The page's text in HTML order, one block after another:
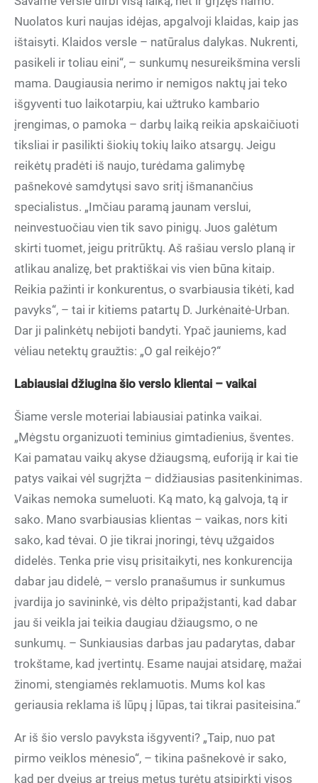
Nuolatos kuri naujas idėjas, apgalvoji klaidas, kaip jas
ištaisyti. Klaidos versle – natūralus dalykas. Nukrenti,
pasikeli ir toliau eini“, – sunkumų nesureikšmina versli
mama. Daugiausia nerimo ir nemigos naktų jai teko
išgyventi tuo laikotarpiu, kai užtruko kambario
įrengimas, o pamoka – darbų laiką reikia apskaičiuoti
tiksliai ir pasilikti šiokių tokių laiko atsargų. Jeigu
reikėtų pradėti iš naujo, turėdama galimybę
pašnekovė samdytųsi savo sritį išmanančius
specialistus. „Imčiau paramą jaunam verslui,
neinvestuočiau vien tik savo pinigų. Juos galėtum
skirti tuomet, jeigu pritrūktų. Aš rašiau verslo planą ir
atlikau analizę, bet praktiškai vis vien būna kitaip.
Reikia pažinti ir konkurentus, o svarbiausia tikėti, kad
pavyks“, – tai ir kitiems patartų D. Jurkėnaitė-Urban.
Dar ji palinkėtų nebijoti bandyti. Ypač jauniems, kad
vėliau netektų graužtis: „O gal reikėjo?“
Labiausiai džiugina šio verslo klientai – vaikai
Šiame versle moteriai labiausiai patinka vaikai.
„Mėgstu organizuoti teminius gimtadienius, šventes.
Kai pamatau vaikų akyse džiaugsmą, euforiją ir kai tie
patys vaikai vėl sugrįžta – didžiausias pasitenkinimas.
Vaikas nemoka sumeluoti. Ką mato, ką galvoja, tą ir
sako. Mano svarbiausias klientas – vaikas, nors kiti
sako, kad tėvai. O jie tikrai įnoringi, tėvų užgaidos
didelės. Tenka prie visų prisitaikyti, nes konkurencija
dabar jau didelė, – verslo pranašumus ir sunkumus
įvardija jo savininkė, vis dėlto pripažįstanti, kad dabar
jau ši veikla jai teikia daugiau džiaugsmo, o ne
sunkumų. – Sunkiausias darbas jau padarytas, dabar
trokštame, kad įvertintų. Esame naujai atsidarę, mažai
žinomi, stengiamės reklamuotis. Mums kol kas
geriausia reklama iš lūpų į lūpas, tai tikrai pasiteisina.“
Ar iš šio verslo pavyksta išgyventi? „Taip, nuo pat
pirmo veiklos mėnesio“, – tikina pašnekovė ir sako,
kad per dvejus ar trejus metus turėtų atsipirkti visos